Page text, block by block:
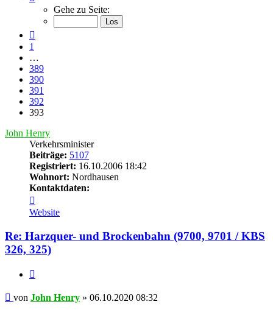
393
von
Gehe zu Seite:
1
…
389
390
391
392
393
John Henry
Verkehrsminister
Beiträge: 5107
Registriert: 16.10.2006 18:42
Wohnort: Nordhausen
Kontaktdaten:
von
John
Website
Re: Harzquer- und Brockenbahn (9700, 9701 / KBS
326, 325)
Beitrag
von John Henry » 06.10.2020 08:32